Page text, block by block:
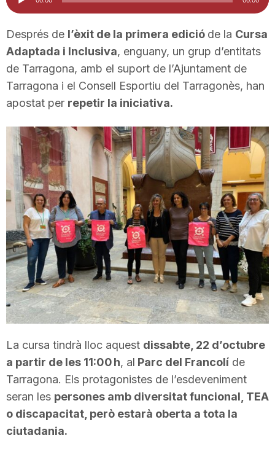
i
u
t
t
d
e
T
r
d'àudio
Després de l’èxit de la primera edició de la Cursa
Adaptada i Inclusiva, enguany, un grup d’entitats
de Tarragona, amb el suport de l’Ajuntament de
Tarragona i el Consell Esportiu del Tarragonès, han
apostat per repetir la iniciativa.
La cursa tindrà lloc aquest dissabte, 22 d’octubre
a partir de les 11:00 h, al Parc del Francolí de
Tarragona. Els protagonistes de l’esdeveniment
seran les persones amb diversitat funcional, TEA
o discapacitat, però estarà oberta a tota la
ciutadania.